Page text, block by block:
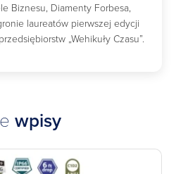
Biznesu, Diamenty Forbesa,
laureatów pierwszej edycji
„Wehikuły Czasu”.
wpisy